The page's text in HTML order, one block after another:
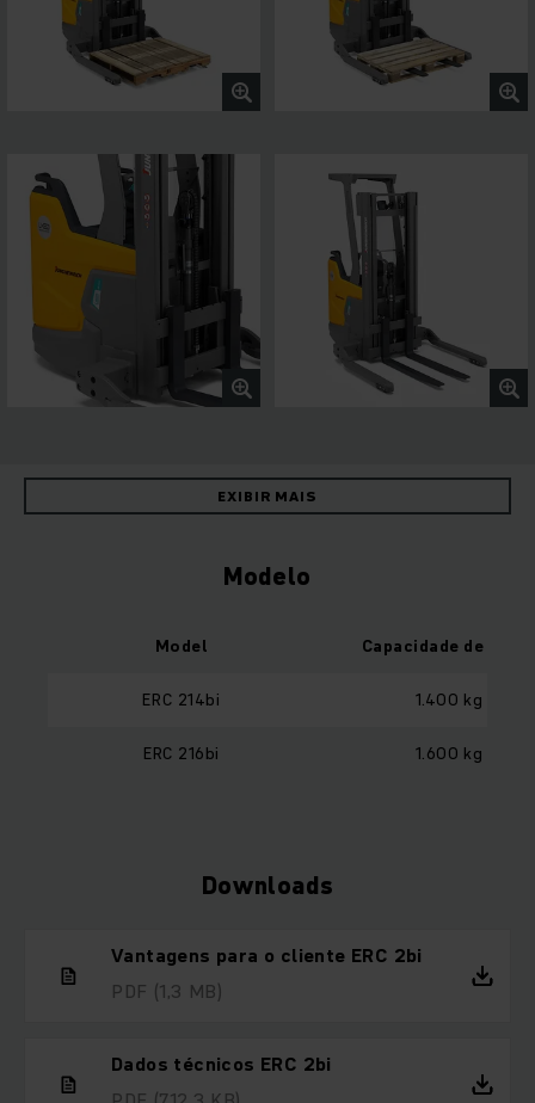
EXIBIR MAIS
Modelo
Model Capacidade de
ERC 214bi 1.400 kg
ERC 216bi 1.600 kg
Downloads
Vantagens para o cliente ERC 2bi
PDF (1,3 MB)
Dados técnicos ERC 2bi